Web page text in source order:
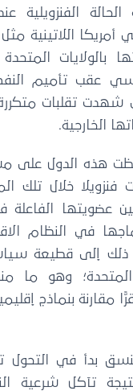
الفنزويلية
أمريكا اللاتينية
بالولايات
شهدت تقلبات
الخارجية.
هذه الدول على
فنزويلا خلال تلك
عضويتها
في النظام
ذلك إلى قطيعة
وهو ما
بدأ في التحول
نتيجة تآكل شرعية